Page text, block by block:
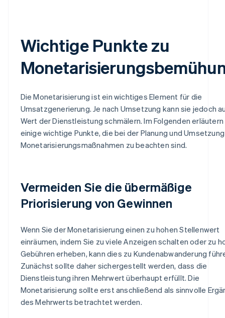
Wichtige Punkte zu
Die Monetarisierung ist ein wichtiges Element für die
Umsatzgenerierung. Je nach Umsetzung kann sie jedoch
Wert der Dienstleistung schmälern. Im Folgenden erläutern
einige wichtige Punkte, die bei der Planung und
Monetarisierungsmaßnahmen zu beachten sind.
Vermeiden Sie die übermäßige
Priorisierung von Gewinnen
Wenn Sie der Monetarisierung einen zu hohen Stellenwert
einräumen, indem Sie zu viele Anzeigen schalten oder zu
Gebühren erheben, kann dies zu Kundenabwanderung
Zunächst sollte daher sichergestellt werden, dass die
Dienstleistung ihren Mehrwert überhaupt erfüllt. Die
Monetarisierung sollte erst anschließend als sinnvolle
des Mehrwerts betrachtet werden.